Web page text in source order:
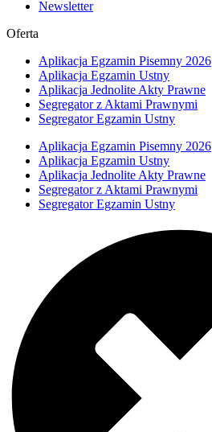
Newsletter
Oferta
Aplikacja Egzamin Pisemny 2026
Aplikacja Egzamin Ustny
Aplikacja Jednolite Akty Prawne
Segregator z Aktami Prawnymi
Segregator Egzamin Ustny
Aplikacja Egzamin Pisemny 2026
Aplikacja Egzamin Ustny
Aplikacja Jednolite Akty Prawne
Segregator z Aktami Prawnymi
Segregator Egzamin Ustny